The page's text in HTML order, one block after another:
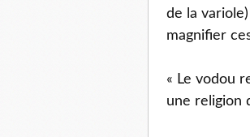
de la
magnifier
« Le vodou
une religion